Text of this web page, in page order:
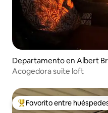
Departamento en Albert
Acogedora suite loft
De los mejores en Favorito
Favorito entre